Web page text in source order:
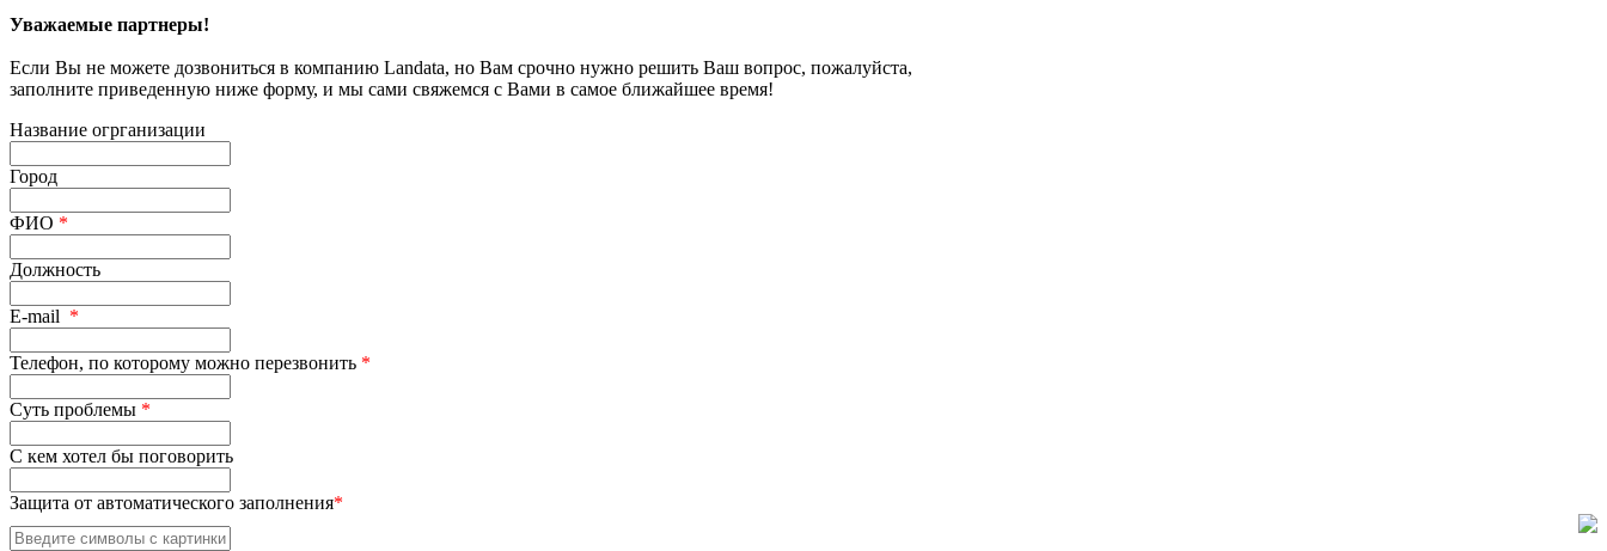
Уважаемые партнеры!
Если Вы не можете дозвониться в компанию Landata, но Вам срочно нужно решить Ваш вопрос, пожалуйста,
заполните приведенную ниже форму, и мы сами свяжемся с Вами в самое ближайшее время!
Название огрганизации
Город
ФИО *
Должность
E-mail *
Телефон, по которому можно перезвонить *
Суть проблемы *
С кем хотел бы поговорить
Защита от автоматического заполнения*